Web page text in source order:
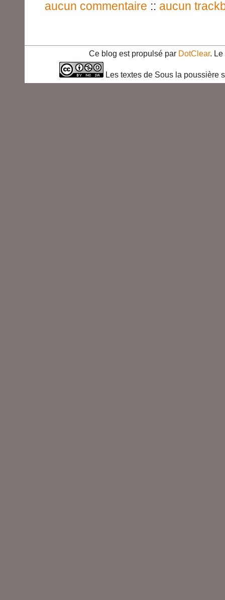
aucun commentaire :: aucun
Ce blog est propulsé par DotClear. Le
Les textes de Sous la poussière